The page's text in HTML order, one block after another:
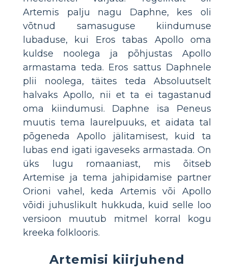
Artemis palju nagu Daphne, kes oli
võtnud samasuguse kiindumuse
lubaduse, kui Eros tabas Apollo oma
kuldse noolega ja põhjustas Apollo
armastama teda. Eros sattus Daphnele
plii noolega, täites teda Absoluutselt
halvaks Apollo, nii et ta ei tagastanud
oma kiindumusi. Daphne isa Peneus
muutis tema laurelpuuks, et aidata tal
põgeneda Apollo jälitamisest, kuid ta
lubas end igati igaveseks armastada. On
üks lugu romaaniast, mis õitseb
Artemise ja tema jahipidamise partner
Orioni vahel, keda Artemis või Apollo
võidi juhuslikult hukkuda, kuid selle loo
versioon muutub mitmel korral kogu
kreeka folklooris.
Artemisi kiirjuhend